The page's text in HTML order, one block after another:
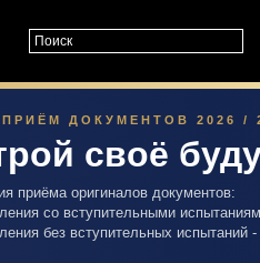
ДОКУМЕНТОВ 2026 /
своё
приёма оригиналов документов:
со вступительными
без вступительных испытаний -